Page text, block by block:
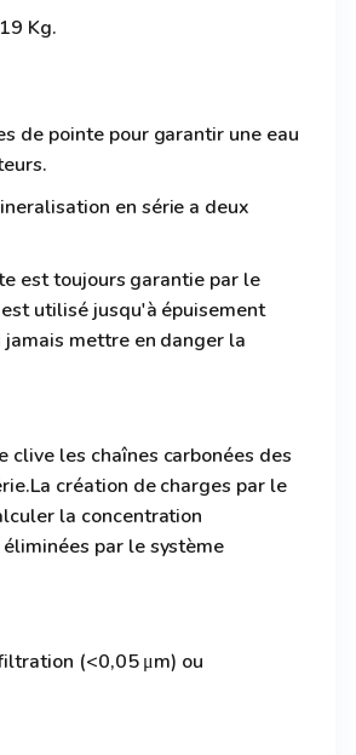
Kg.
de pointe pour garantir une eau
en série a deux
est toujours garantie par le
utilisé jusqu'à épuisement
mettre en danger la
clive les chaînes carbonées des
création de charges par le
la concentration
par le système
(<0,05 μm) ou